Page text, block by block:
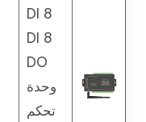
DI 8
DI 8
DO
وحدة
تحكم